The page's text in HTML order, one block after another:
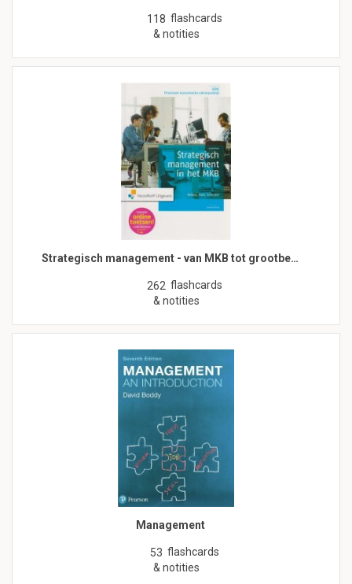
118 flashcards
& notities
Strategisch management - van MKB tot grootbe…
262 flashcards
& notities
Management
53 flashcards
& notities